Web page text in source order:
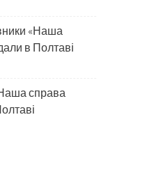
«Наша
в Полтаві
справа